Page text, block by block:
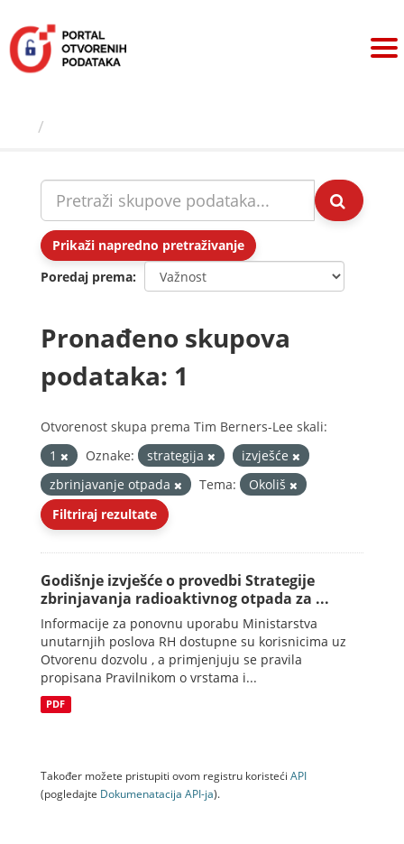
sadržaj
Prikaži napredno pretraživanje
Poredaj prema
Pronađeno skupova
podataka: 1
Otvorenost skupa prema Tim Berners-Lee skali:
1
Oznake: strategija
izvješće
zbrinjavanje otpada
Tema:
Okoliš
Filtriraj rezultate
Godišnje izvješće o provedbi Strategije
zbrinjavanja radioaktivnog otpada za ...
Informacije za ponovnu uporabu Ministarstva
unutarnjih poslova RH dostupne su korisnicima uz
Otvorenu dozvolu , a primjenjuju se pravila
propisana Pravilnikom o vrstama i...
PDF
Također možete pristupiti ovom registru koristeći API
(pogledajte Dokumenаtаcijа API-jа).